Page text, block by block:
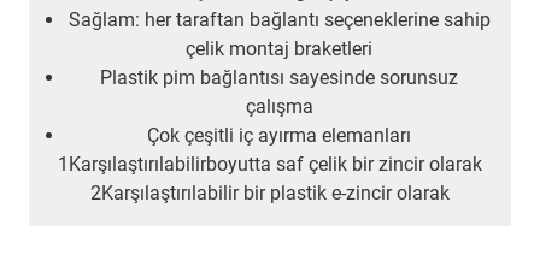
Sağlam: her taraftan bağlantı seçeneklerine sahip
çelik montaj braketleri
Plastik pim bağlantısı sayesinde sorunsuz
çalışma
Çok çeşitli iç ayırma elemanları
1Karşılaştırılabilirboyutta saf çelik bir zincir olarak
2Karşılaştırılabilir bir plastik e-zincir olarak